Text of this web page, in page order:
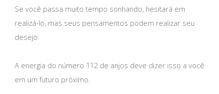
Se você passa muito tempo sonhando, hesitará em
realizá-lo, mas seus pensamentos podem realizar seu
desejo.
A energia do número 112 de anjos deve dizer isso a você
em um futuro próximo.